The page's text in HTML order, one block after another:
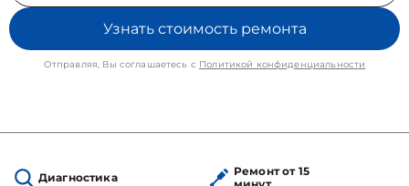
Узнать стоимость ремонта
Отправляя, Вы соглашаетесь с Политикой конфиденциальности
Диагностика
Ремонт от 15